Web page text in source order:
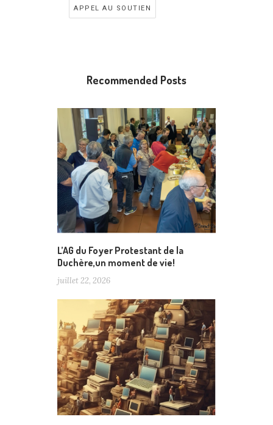
APPEL AU SOUTIEN
Recommended Posts
L’AG du Foyer Protestant de la
Duchère,un moment de vie!
juillet 22, 2026